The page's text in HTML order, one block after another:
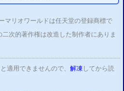
マリオワールドは任天堂の登録商標で
次的著作権は改造した制作者にありま
適用できませんので、 解凍 してから読